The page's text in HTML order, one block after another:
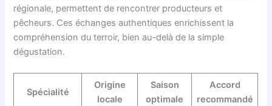
régionale, permettent de rencontrer producteurs et
pêcheurs. Ces échanges authentiques enrichissent la
compréhension du terroir, bien au-delà de la simple
dégustation.
Spécialité
Origine
locale
Saison
optimale
Accord
recommandé